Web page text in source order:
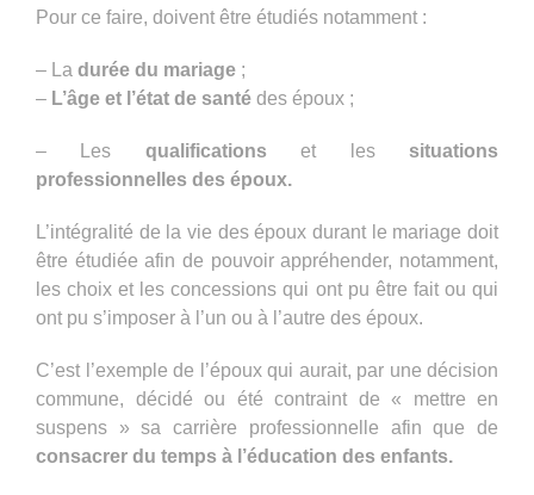
Pour ce faire, doivent être étudiés notamment :
– La durée du mariage ;
– L’âge et l’état de santé des époux ;
– Les qualifications et les situations
professionnelles des époux.
L’intégralité de la vie des époux durant le mariage doit
être étudiée afin de pouvoir appréhender, notamment,
les choix et les concessions qui ont pu être fait ou qui
ont pu s’imposer à l’un ou à l’autre des époux.
C’est l’exemple de l’époux qui aurait, par une décision
commune, décidé ou été contraint de « mettre en
suspens » sa carrière professionnelle afin que de
consacrer du temps à l’éducation des enfants.